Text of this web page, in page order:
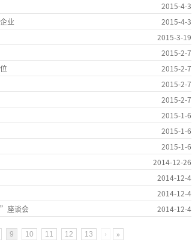
2015-4-3
业
2015-4-3
2015-3-19
2015-2-7
2015-2-7
2015-2-7
2015-2-7
2015-1-6
2015-1-6
2015-1-6
2014-12-26
2014-12-4
2014-12-4
”座谈会 2014-12-4
9 10 11 12 13 › »